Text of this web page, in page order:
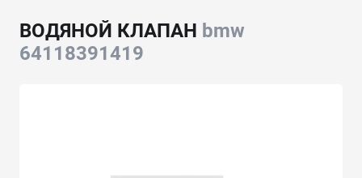
ВОДЯНОЙ КЛАПАН bmw
64118391419